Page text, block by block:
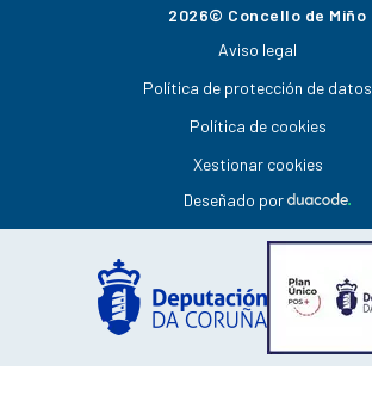
2026© Concello de Miño
Aviso legal
Política de protección de datos
Política de cookies
Xestionar cookies
Deseñado por